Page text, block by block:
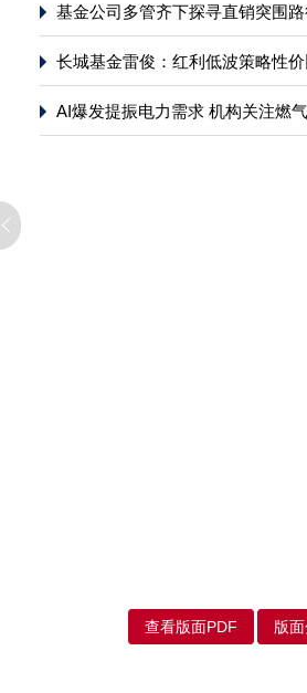
基金公司多管齐下探寻直销突围路
长城基金雷俊：红利低波策略性
AI爆发提振电力需求 机构关注燃
查看版面PDF 版